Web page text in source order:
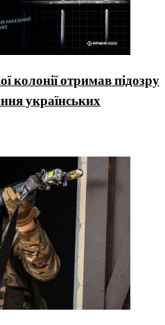
колонії отримав підозру
українських